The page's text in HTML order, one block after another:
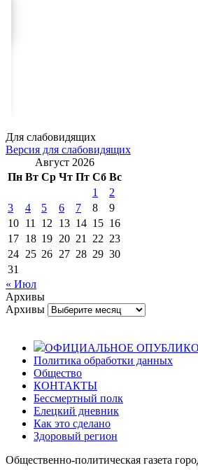
Для слабовидящих
Версия для слабовидящих
Август 2026
Пн Вт Ср Чт Пт Сб Вс
1
2
3
4 5 6 7 8
9
10 11 12 13 14 15 16
17 18 19 20 21 22 23
24 25 26 27 28 29 30
31
« Июл
Архивы
Архивы
ОФИЦИАЛЬНОЕ
Политика обработки данных
Общество
КОНТАКТЫ
Бессмертный полк
Елецкий дневник
Как это сделано
Здоровый регион
Общественно-политическая газета